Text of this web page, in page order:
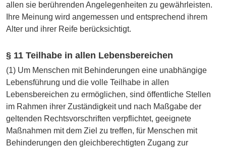
allen sie berührenden Angelegenheiten zu gewährleisten.
Ihre Meinung wird angemessen und entsprechend ihrem
Alter und ihrer Reife berücksichtigt.
§ 11 Teilhabe in allen Lebensbereichen
(1) Um Menschen mit Behinderungen eine unabhängige
Lebensführung und die volle Teilhabe in allen
Lebensbereichen zu ermöglichen, sind öffentliche Stellen
im Rahmen ihrer Zuständigkeit und nach Maßgabe der
geltenden Rechtsvorschriften verpflichtet, geeignete
Maßnahmen mit dem Ziel zu treffen, für Menschen mit
Behinderungen den gleichberechtigten Zugang zur